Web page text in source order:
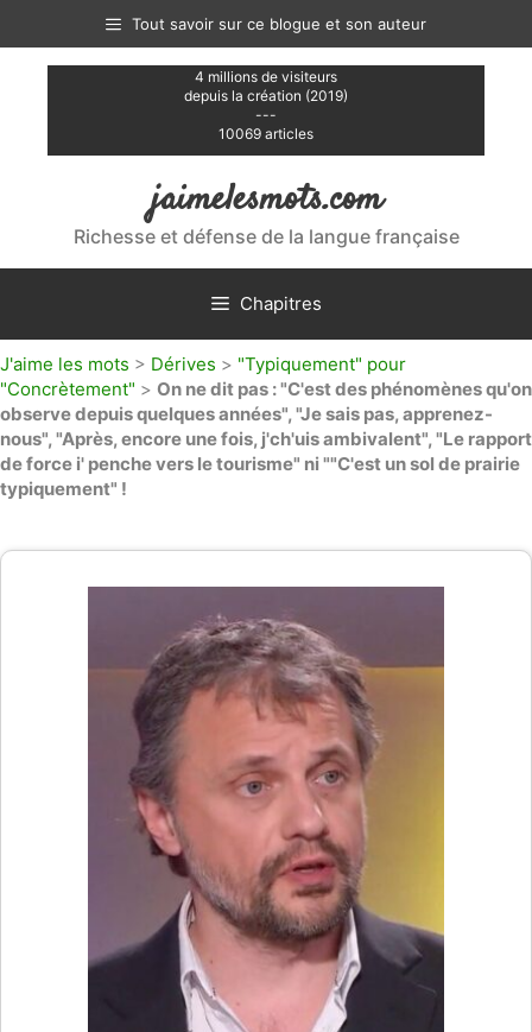
contenu
Tout savoir sur ce blogue et son auteur
4 millions de visiteurs
depuis la création (2019)
---
10069 articles
jaimelesmots.com
Richesse et défense de la langue française
Chapitres
J'aime les mots > Dérives > "Typiquement" pour
"Concrètement" > On ne dit pas : "C'est des phénomènes qu'on
observe depuis quelques années", "Je sais pas, apprenez-
nous", "Après, encore une fois, j'ch'uis ambivalent", "Le rapport
de force i' penche vers le tourisme" ni ""C'est un sol de prairie
typiquement" !